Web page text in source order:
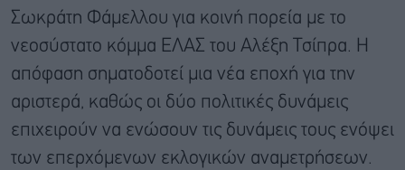
Σωκράτη Φάμελλου για κοινή πορεία με το
νεοσύστατο κόμμα ΕΛΑΣ του Αλέξη Τσίπρα. Η
απόφαση σηματοδοτεί μια νέα εποχή για την
αριστερά, καθώς οι δύο πολιτικές δυνάμεις
επιχειρούν να ενώσουν τις δυνάμεις τους ενόψει
των επερχόμενων εκλογικών αναμετρήσεων.